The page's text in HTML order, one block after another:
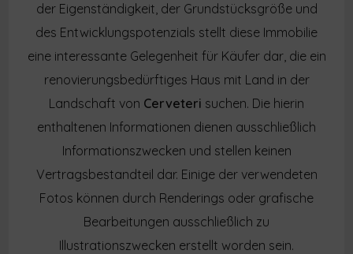
der Eigenständigkeit, der Grundstücksgröße und
des Entwicklungspotenzials stellt diese Immobilie
eine interessante Gelegenheit für Käufer dar, die ein
renovierungsbedürftiges Haus mit Land in der
Landschaft von Cerveteri suchen. Die hierin
enthaltenen Informationen dienen ausschließlich
Informationszwecken und stellen keinen
Vertragsbestandteil dar. Einige der verwendeten
Fotos können durch Renderings oder grafische
Bearbeitungen ausschließlich zu
Illustrationszwecken erstellt worden sein.